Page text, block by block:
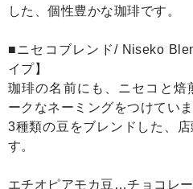
した、個性豊かな珈琲です。
■ニセコブレンド/ Niseko
イプ】
珈琲の名前にも、ニセコと焙
ークなネーミングをつけてい
3種類の豆をブレンドした、
す。
エチオピアモカ豆…チョコレー